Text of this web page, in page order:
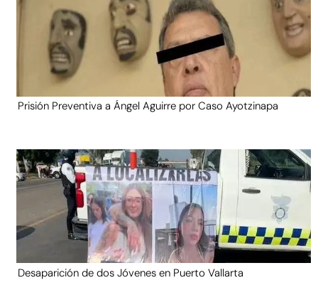
Prisión Preventiva a Ángel Aguirre por Caso Ayotzinapa
Desaparición de dos Jóvenes en Puerto Vallarta